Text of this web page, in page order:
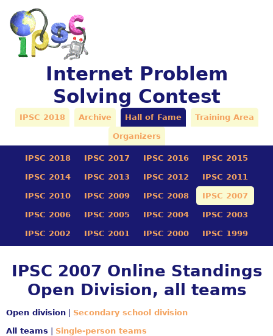
Internet Problem
Solving Contest
IPSC 2018 Archive Hall of Fame Training Area
Organizers
IPSC 2018 IPSC 2017 IPSC 2016 IPSC 2015
IPSC 2014 IPSC 2013 IPSC 2012 IPSC 2011
IPSC 2010 IPSC 2009 IPSC 2008 IPSC 2007
IPSC 2006 IPSC 2005 IPSC 2004 IPSC 2003
IPSC 2002 IPSC 2001 IPSC 2000 IPSC 1999
IPSC 2007 Online Standings
Open Division, all teams
Open division
Secondary school division
All teams
Single-person teams